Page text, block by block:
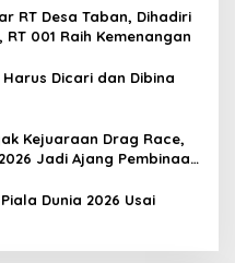
RT Desa Taban, Dihadiri
001 Raih Kemenangan
Dicari dan Dibina
Kejuaraan Drag Race,
Jadi Ajang Pembinaan
Dunia 2026 Usai